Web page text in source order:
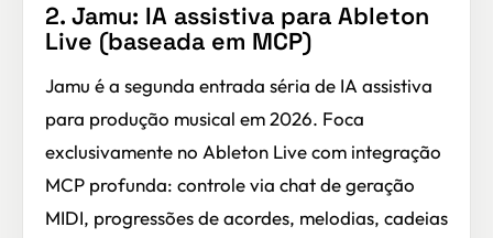
2. Jamu: IA assistiva para Ableton
Live (baseada em MCP)
Jamu é a segunda entrada séria de IA assistiva
para produção musical em 2026. Foca
exclusivamente no Ableton Live com integração
MCP profunda: controle via chat de geração
MIDI, progressões de acordes, melodias, cadeias